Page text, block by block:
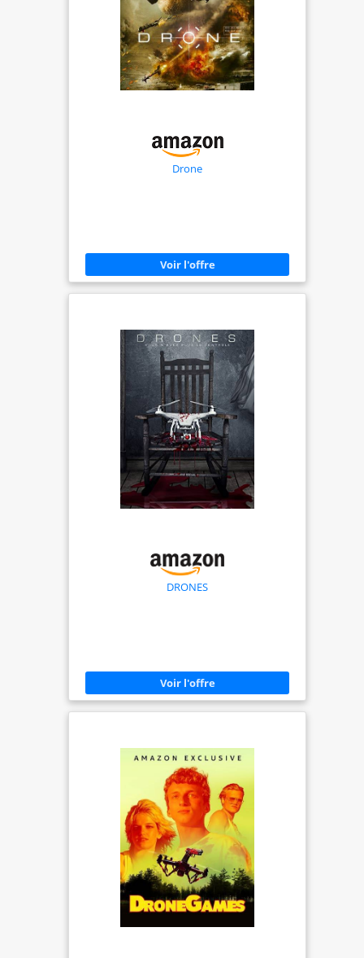
jusqu’à 10 km[2]. Création
continue grâce à une autonomie
prolongée - Choisissez parmi
trois packs : une batterie (31
min), deux batteries (62 min) ou
sûr - DJI Mini 4K prend en
charge le décollage/atterrissage
les débutants. Des ressources
d’apprentissage
supplémentaires intégrées à
créativité avec des QuickShots
intelligents - En quelques clics,
Mini 4K réalise
automatiquement des vidéos de
niveau professionnel grâce aux
modes Spirale, Dronie, Fusée,
Cercle et Boomerang. Comprend
DJI Mini 4K, une batterie, une
RC-N1C et tout le nécessaire
pour des vols 4K en toute
simplicité. Une option idéale et
relative aux drones peut varier
en fonction de l’utilisation que
vous en faites. Pour votre
votre drone.
Drone
DRONES